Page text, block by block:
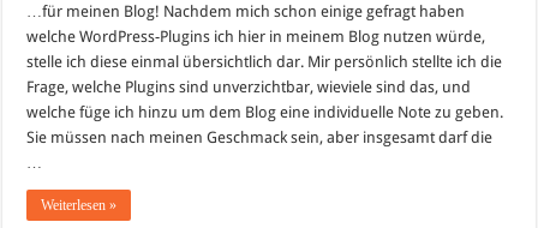
wichtigsten
WordPress
Plugins…
…für meinen Blog! Nachdem mich schon einige gefragt haben
welche WordPress-Plugins ich hier in meinem Blog nutzen würde,
stelle ich diese einmal übersichtlich dar. Mir persönlich stellte ich die
Frage, welche Plugins sind unverzichtbar, wieviele sind das, und
welche füge ich hinzu um dem Blog eine individuelle Note zu geben.
Sie müssen nach meinen Geschmack sein, aber insgesamt darf die
…
Weiterlesen »